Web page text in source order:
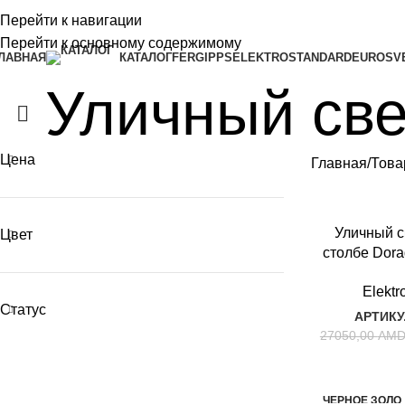
Перейти к навигации
Перейти к основному содержимому
КОНТАКТЫПРАВИЛА
КАТАЛОГFERGIPPS ELEKTROSTANDARD
Уличный
Цена
Цвет
Статус
Главная
ЛОТО
Уличный
столбе
27050,00AMD
ЧЕРНОЕ ЗОЛО